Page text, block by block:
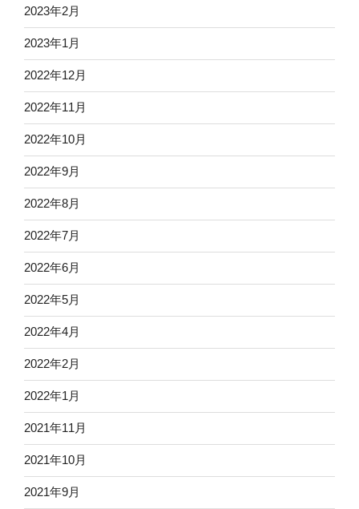
2023年2月
2023年1月
2022年12月
2022年11月
2022年10月
2022年9月
2022年8月
2022年7月
2022年6月
2022年5月
2022年4月
2022年2月
2022年1月
2021年11月
2021年10月
2021年9月